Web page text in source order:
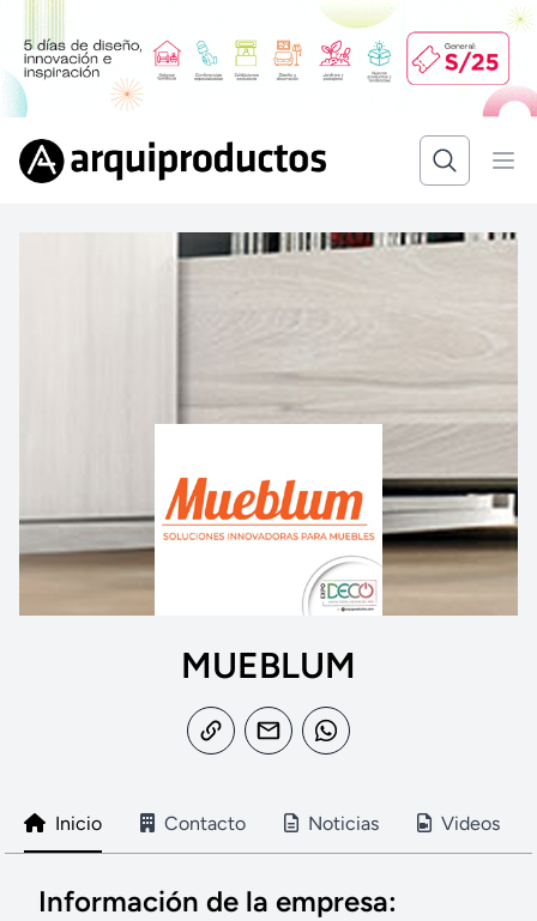
MUEBLUM
Inicio Contacto Noticias Videos
Información de la empresa: